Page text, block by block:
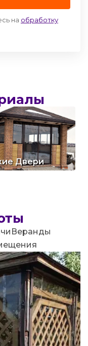
на обработку
Двери
Веранды